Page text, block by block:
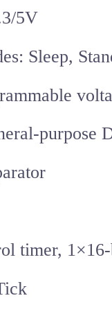
5V
Sleep,
purpose
timer,